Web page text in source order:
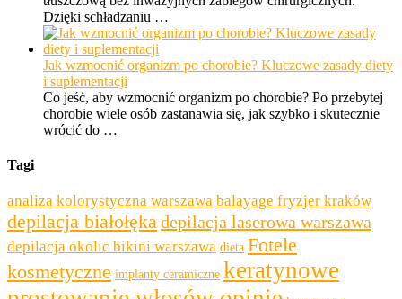
Dzięki schładzaniu …
Jak wzmocnić organizm po chorobie? Kluczowe zasady diety
i suplementacji
Co jeść, aby wzmocnić organizm po chorobie? Po przebytej
chorobie wiele osób zastanawia się, jak szybko i skutecznie
wrócić do …
Tagi
analiza kolorystyczna warszawa balayage fryzjer kraków
depilacja białołękadepilacja laserowa warszawa
depilacja okolic bikini warszawa dieta Fotele
kosmetyczne implanty ceramiczne keratynowe